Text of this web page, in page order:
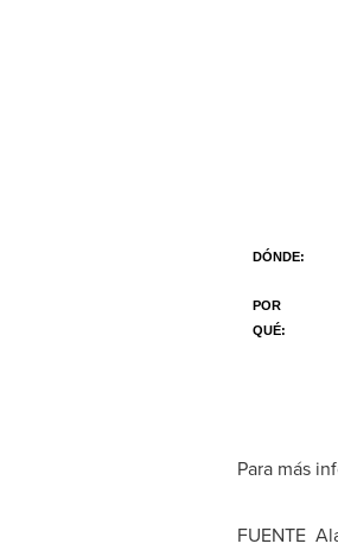
DÓNDE:
POR
QUÉ:
Para más
FUENTE